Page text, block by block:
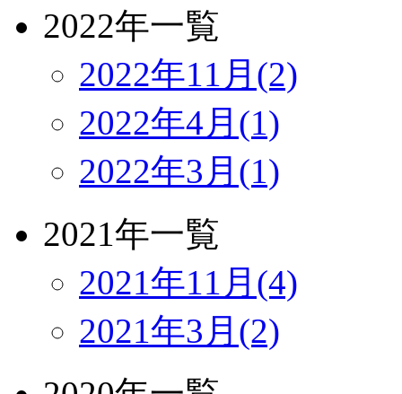
2022年一覧
2022年11月(2)
2022年4月(1)
2022年3月(1)
2021年一覧
2021年11月(4)
2021年3月(2)